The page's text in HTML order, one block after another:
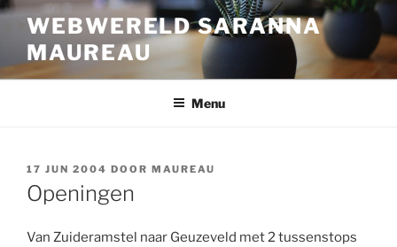
Ga
inhoud
WEBWERELD SARANNA
MAUREAU
Menu
GEPLAATST
OP
17 JUN 2004 DOOR MAUREAU
Openingen
Van Zuideramstel naar Geuzeveld met 2 tussenstops